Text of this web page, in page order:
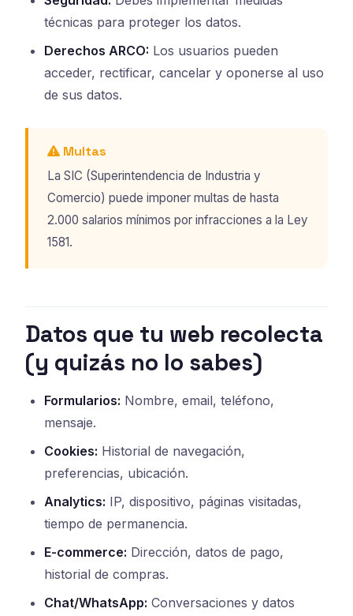
técnicas para proteger los datos.
Derechos ARCO: Los usuarios pueden
acceder, rectificar, cancelar y oponerse al uso
de sus datos.
Multas
La SIC (Superintendencia de Industria y
Comercio) puede imponer multas de hasta
2.000 salarios mínimos por infracciones a la Ley
1581.
Datos que tu web recolecta
(y quizás no lo sabes)
Formularios: Nombre, email, teléfono,
mensaje.
Cookies: Historial de navegación,
preferencias, ubicación.
Analytics: IP, dispositivo, páginas visitadas,
tiempo de permanencia.
E-commerce: Dirección, datos de pago,
historial de compras.
Chat/WhatsApp: Conversaciones y datos